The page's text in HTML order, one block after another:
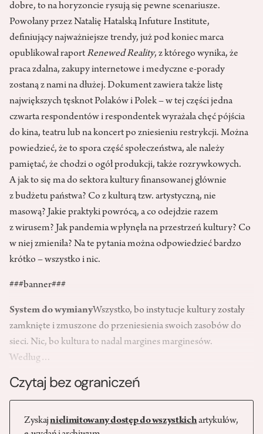
dobre, to na horyzoncie rysują się pewne scenariusze.
Powołany przez Natalię Hatalską Infuture Institute,
definiujący najważniejsze trendy, już pod koniec marca
opublikował raportRenewed Reality, z którego wynika, że
praca zdalna, zakupy internetowe i medyczne e-porady
zostaną z nami na dłużej. Dokument zawiera także listę
największych tęsknot Polaków i Polek – w tej części jedna
czwarta respondentów i respondentek wyrażała chęć pójścia
do kina, teatru lub na koncert po zniesieniu restrykcji. Można
powiedzieć, że to spora część społeczeństwa, ale należy
pamiętać, że chodzi o ogół produkcji, także rozrywkowych.
A jak to się ma do sektora kultury finansowanej głównie
z budżetu państwa? Co z kulturą tzw. artystyczną, nie
masową? Jakie praktyki powrócą, a co odejdzie razem
z wirusem? Jak pandemia wpłynęła na przestrzeń kultury? Co
w niej zmieniła? Na te pytania można odpowiedzieć bardzo
krótko – wszystko i nic.
###banner###
System do wymianyWszystko, bo instytucje kultury zostały
zamknięte i zmuszone do przeniesienia swoich zasobów do
sieci. Nic, bo kultura to nadal margines marginesów.
Według…
Czytaj bez ograniczeń
Zyskajnielimitowany dostęp do wszystkichartykułów,